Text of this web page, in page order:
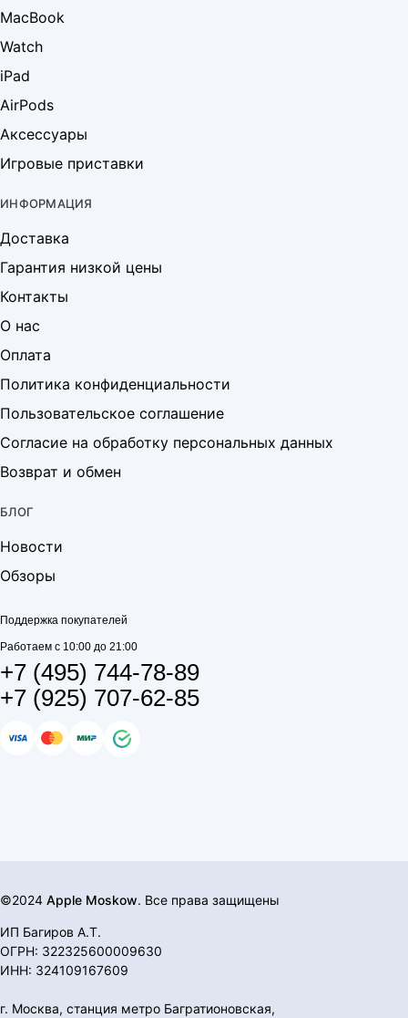
MacBook
Watch
iPad
AirPods
Аксессуары
Игровые приставки
ИНФОРМАЦИЯ
Доставка
Гарантия низкой цены
Контакты
О нас
Оплата
Политика конфиденциальности
Пользовательское соглашение
Согласие на обработку персональных данных
Возврат и обмен
БЛОГ
Новости
Обзоры
Поддержка покупателей
Работаем с 10:00 до 21:00
+7 (495) 744-78-89
+7 (925) 707-62-85
©2024 Apple Moskow. Все права защищены
ИП Багиров А.Т.
ОГРН: 322325600009630
ИНН: 324109167609
г. Москва, станция метро Багратионовская,